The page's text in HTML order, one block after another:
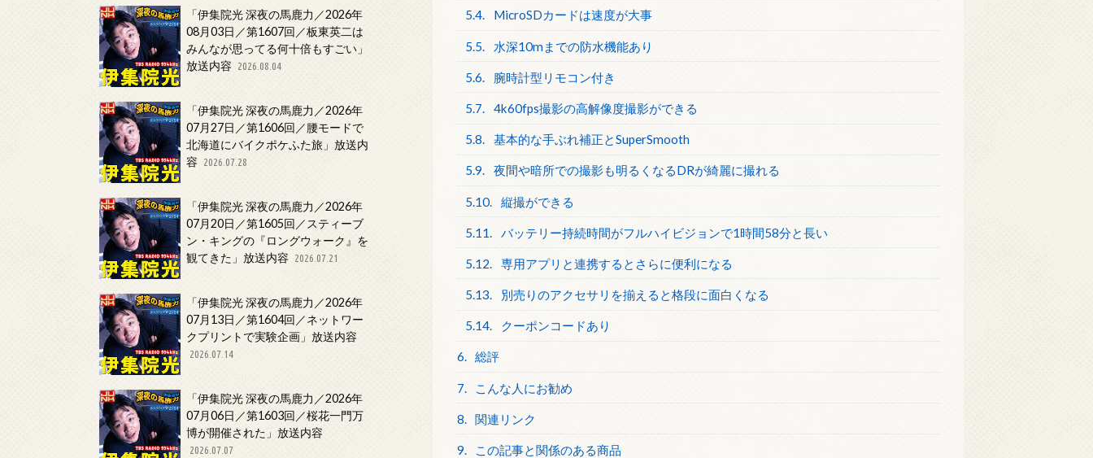
5.4. MicroSDカードは速度が大事
5.5. 水深10mまでの防水機能あり
5.6. 腕時計型リモコン付き
5.7. 4k60fps撮影の高解像度撮影ができる
5.8. 基本的な手ぶれ補正とSuperSmooth
5.9. 夜間や暗所での撮影も明るくなるDRが綺麗に撮れる
5.10. 縦撮ができる
5.11. バッテリー持続時間がフルハイビジョンで1時間58分と長い
5.12. 専用アプリと連携するとさらに便利になる
5.13. 別売りのアクセサリを揃えると格段に面白くなる
5.14. クーポンコードあり
6. 総評
7. こんな人にお勧め
8. 関連リンク
9. この記事と関係のある商品
「伊集院光 深夜の馬鹿力／2026年
08月03日／第1607回／板東英二は
みんなが思ってる何十倍もすごい」
放送内容
2026.08.04
「伊集院光 深夜の馬鹿力／2026年
07月27日／第1606回／腰モードで
北海道にバイクポケふた旅」放送内
容
2026.07.28
「伊集院光 深夜の馬鹿力／2026年
07月20日／第1605回／スティーブ
ン・キングの『ロングウォーク』を
観てきた」放送内容
2026.07.21
「伊集院光 深夜の馬鹿力／2026年
07月13日／第1604回／ネットワー
クプリントで実験企画」放送内容
2026.07.14
「伊集院光 深夜の馬鹿力／2026年
07月06日／第1603回／桜花一門万
博が開催された」放送内容
2026.07.07